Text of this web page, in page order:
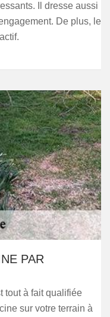
Il dresse aussi
De plus, le
PAR
tout à fait qualifiée
sur votre terrain à